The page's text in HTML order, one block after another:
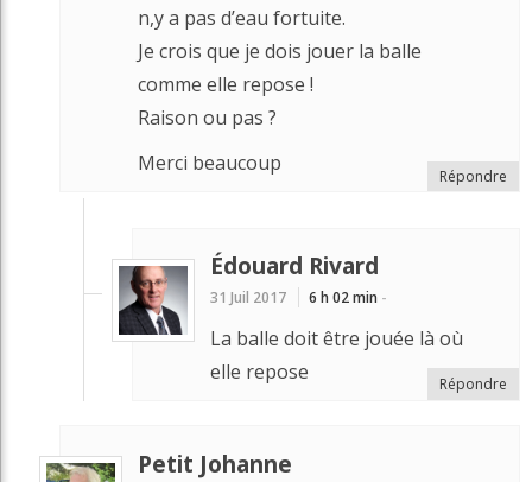
n,y a pas d’eau fortuite.
Je crois que je dois jouer la balle
comme elle repose !
Raison ou pas ?
Merci beaucoup
Répondre
Édouard Rivard
31 Juil 2017 6 h 02 min -
La balle doit être jouée là où
elle repose
Répondre
Petit Johanne